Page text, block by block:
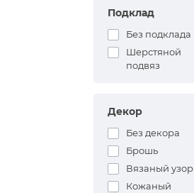
Подклад
Без подклада
Шерстяной
подвяз
Декор
Без декора
Брошь
Вязаный узор
Кожаный